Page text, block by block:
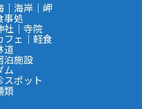
｜海岸｜岬
事処
社｜寺院
フェ｜軽食
道
泊施設
ム
スポット
類